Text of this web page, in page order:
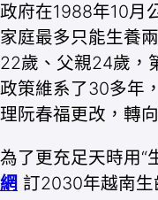
政府在1988年10月
家庭最多只能生養
22歲、父親24歲，
政策維系了30多年
理阮春福更改，轉
為了更充足天時用“
網 訂2030年越南